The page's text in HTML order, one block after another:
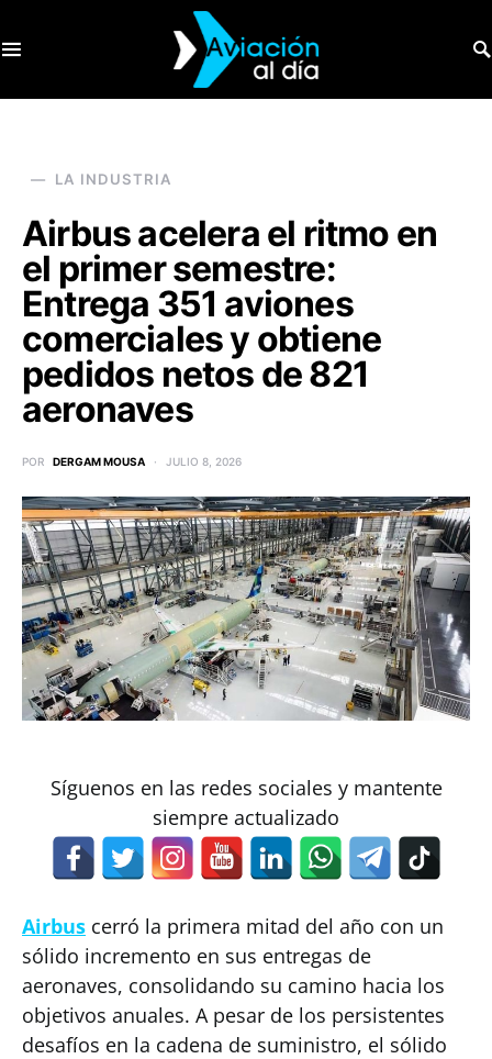
LA INDUSTRIA
Airbus acelera el ritmo en
el primer semestre:
Entrega 351 aviones
comerciales y obtiene
pedidos netos de 821
aeronaves
POR DERGAM MOUSA JULIO 8, 2026
Síguenos en las redes sociales y mantente
siempre actualizado
Airbus cerró la primera mitad del año con un
sólido incremento en sus entregas de
aeronaves, consolidando su camino hacia los
objetivos anuales. A pesar de los persistentes
desafíos en la cadena de suministro, el sólido